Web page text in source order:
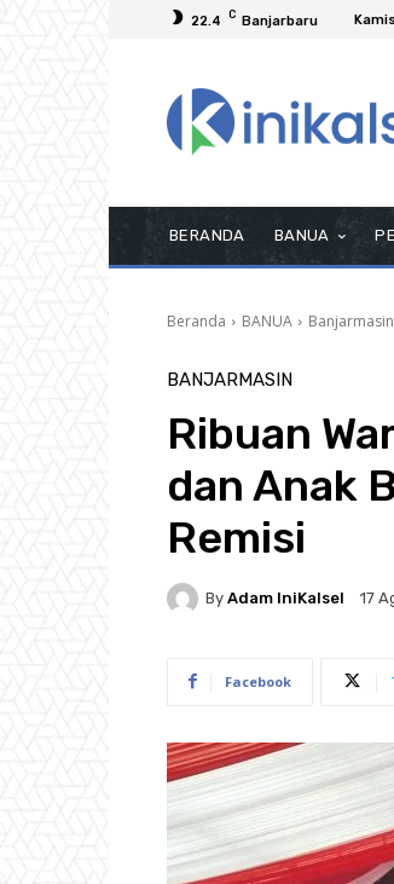
22.4 C Banjarbaru
BERANDA BANUA
Beranda BANUA Banjarmasin
BANJARMASIN
Ribuan
dan Anak
Remisi
By Adam IniKalsel 17
Facebook